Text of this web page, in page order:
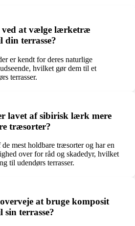
ved at vælge lærketræ
din terrasse?
er kendt for deres naturlige
hvilket gør dem til et
terrasser.
lavet af sibirisk lærk mere
træsorter?
mest holdbare træsorter og har en
over for råd og skadedyr, hvilket
til udendørs terrasser.
at bruge komposit
terrasse?